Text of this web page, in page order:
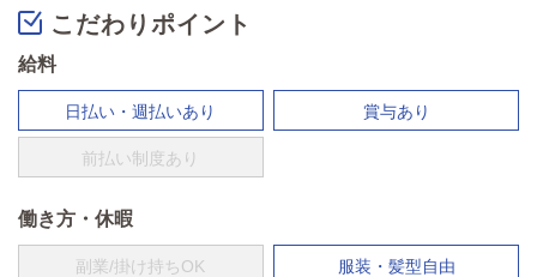
こだわりポイント
給料
日払い・週払いあり 賞与あり
前払い制度あり
働き方・休暇
副業/掛け持ちOK 服装・髪型自由